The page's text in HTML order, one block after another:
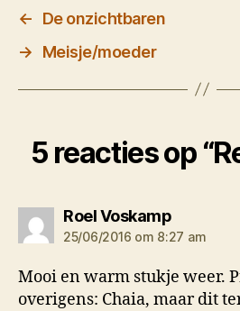
←
De onzichtbaren
→
Meisje/moeder
5 reacties op
Roel Voskampzegt:
25/06/2016 om 8:27 am
Mooi en warm stukje weer.
overigens: Chaia, maar dit